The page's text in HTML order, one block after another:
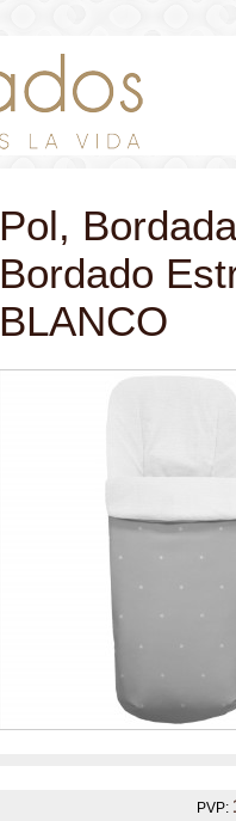
Pol,
Bordado
BLANCO
PVP: